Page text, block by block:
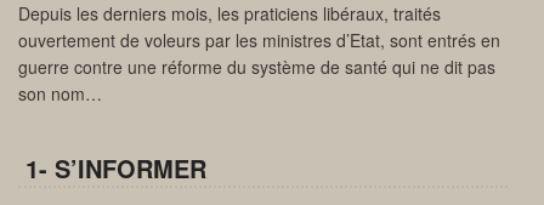
Depuis les derniers mois, les praticiens libéraux, traités
ouvertement de voleurs par les ministres d’Etat, sont entrés en
guerre contre une réforme du système de santé qui ne dit pas
son nom…
1- S’INFORMER